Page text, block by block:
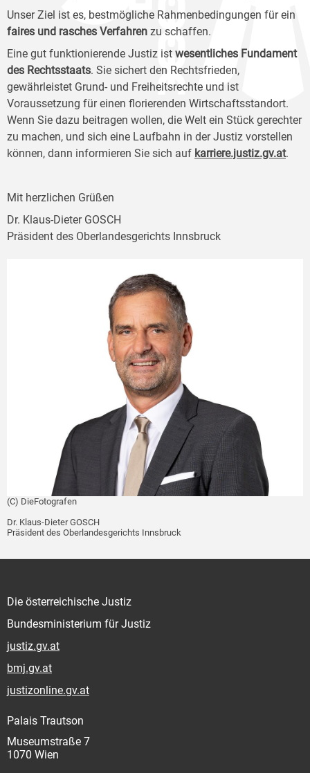
Unser Ziel ist es, bestmögliche Rahmenbedingungen für ein
faires und rasches Verfahren zu schaffen.
Eine gut funktionierende Justiz ist wesentliches Fundament
des Rechtsstaats. Sie sichert den Rechtsfrieden,
gewährleistet Grund- und Freiheitsrechte und ist
Voraussetzung für einen florierenden Wirtschaftsstandort.
Wenn Sie dazu beitragen wollen, die Welt ein Stück gerechter
zu machen, und sich eine Laufbahn in der Justiz vorstellen
können, dann informieren Sie sich auf karriere.justiz.gv.at.
Mit herzlichen Grüßen
Dr. Klaus-Dieter GOSCH
Präsident des Oberlandesgerichts Innsbruck
(C) DieFotografen
Dr. Klaus-Dieter GOSCH
Präsident des Oberlandesgerichts Innsbruck
Die österreichische Justiz
Bundesministerium für Justiz
justiz.gv.at
bmj.gv.at
justizonline.gv.at
Palais Trautson
Museumstraße 7
1070 Wien